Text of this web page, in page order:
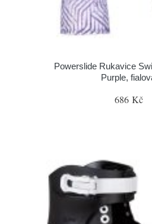
Powerslide Rukavice
Purple,
686 Kč